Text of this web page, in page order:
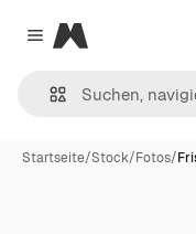
Close menu
Magnific
Startseite/Stock/Fotos/